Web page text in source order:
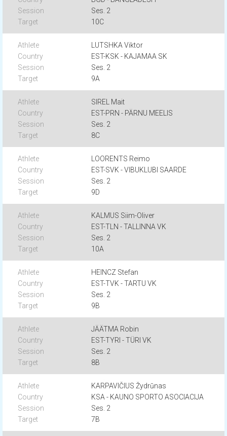
Ses. 2
10C
LUTSHKA Viktor
EST-KSK - KAJAMAA SK
Ses. 2
9A
SIREL Mait
EST-PRN - PÄRNU MEELIS
Ses. 2
8C
LOORENTS Reimo
EST-SVK - VIBUKLUBI SAARDE
Ses. 2
9D
KALMUS Siim-Oliver
EST-TLN - TALLINNA VK
Ses. 2
10A
HEINCZ Stefan
EST-TVK - TARTU VK
Ses. 2
9B
JÄÄTMA Robin
EST-TYRI - TÜRI VK
Ses. 2
8B
KARPAVIČIUS Žydrūnas
KSA - KAUNO SPORTO ASOCIACIJA
Ses. 2
7B